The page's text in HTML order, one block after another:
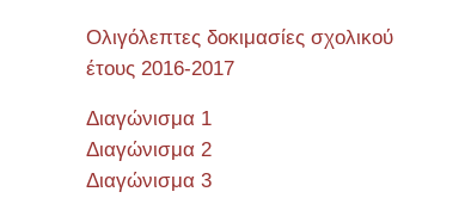
Ολιγόλεπτες δοκιμασίες σχολικού
έτους 2016-2017
Διαγώνισμα 1
Διαγώνισμα 2
Διαγώνισμα 3